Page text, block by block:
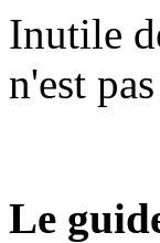
Inutile
n'est
Le